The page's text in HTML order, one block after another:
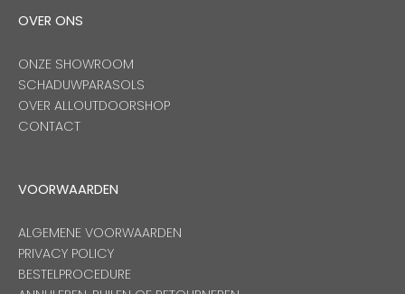
OVER ONS
ONZE SHOWROOM
SCHADUWPARASOLS
OVER ALLOUTDOORSHOP
CONTACT
VOORWAARDEN
ALGEMENE VOORWAARDEN
PRIVACY POLICY
BESTELPROCEDURE